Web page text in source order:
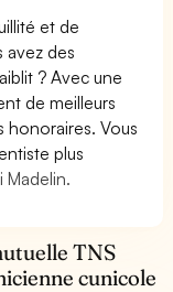
et de
avez des
? Avec une
de meilleurs
honoraires. Vous
plus
Madelin.
TNS
cunicole